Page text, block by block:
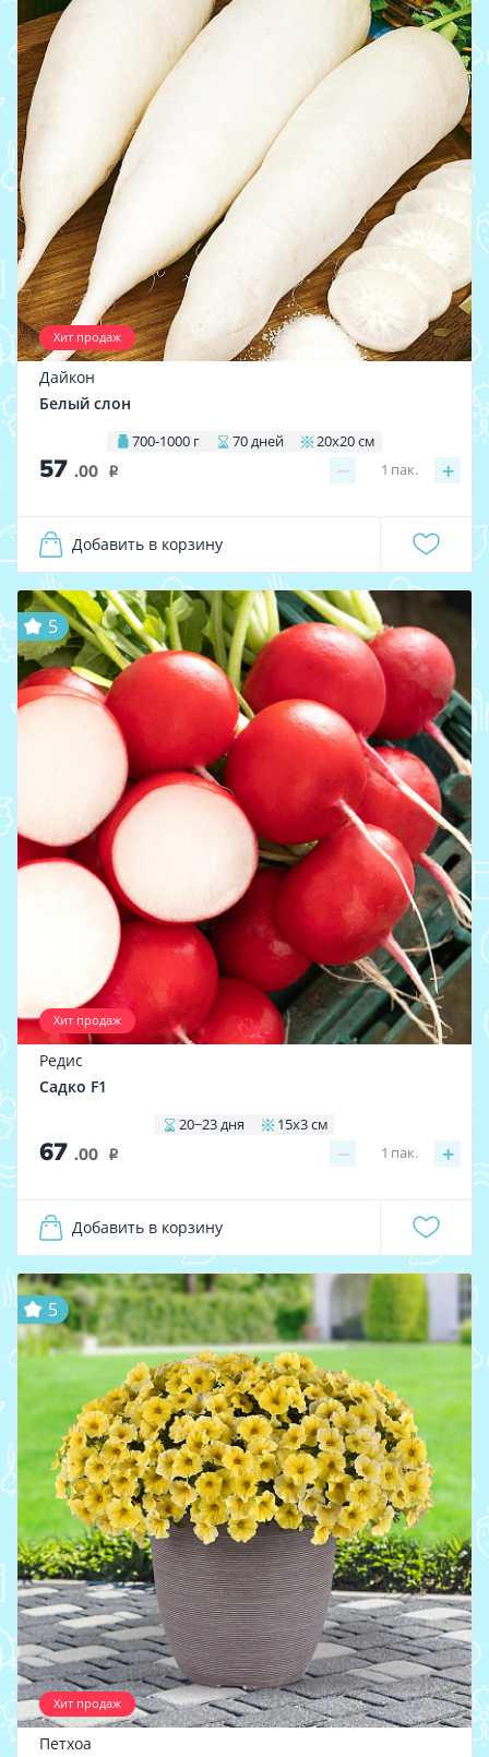
Хит продаж
Дайкон
Белый слон
700-1000 г 70 дней 20х20 см
57 .00 i − +
1 пак.
Добавить в корзину
Хит продаж
5
Редис
Садко F1
20−23 дня 15x3 см
67 .00 i − +
1 пак.
Добавить в корзину
Хит продаж
5
Петхоа